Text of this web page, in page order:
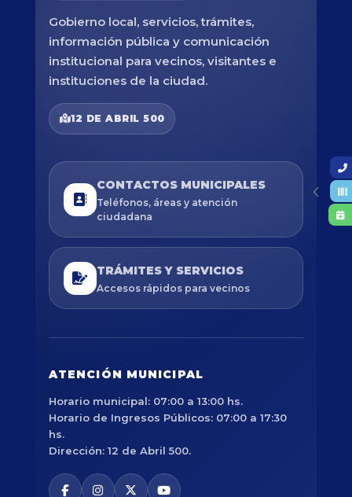
Gobierno local, servicios, trámites,
información pública y comunicación
institucional para vecinos, visitantes e
instituciones de la ciudad.
12 DE ABRIL 500
CONTACTOS MUNICIPALES
Teléfonos, áreas y atención
ciudadana
TRÁMITES Y SERVICIOS
Accesos rápidos para vecinos
ATENCIÓN MUNICIPAL
Horario municipal: 07:00 a 13:00 hs.
Horario de Ingresos Públicos: 07:00 a 17:30
hs.
Dirección: 12 de Abril 500.